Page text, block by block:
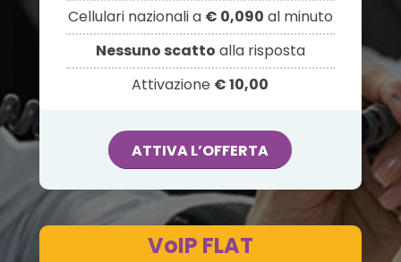
Cellulari nazionali a € 0,090 al minuto
Nessuno scatto alla risposta
Attivazione € 10,00
ATTIVA L’OFFERTA
VoIP FLAT